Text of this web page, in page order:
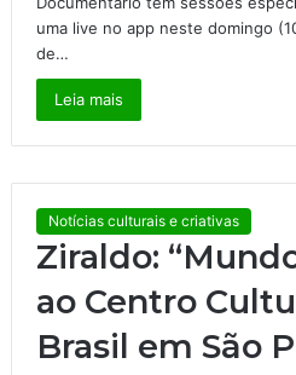
uma live no app neste domingo
de…
Leia mais
Notícias culturais e criativas
Ziraldo:
ao Centro
Brasil em São